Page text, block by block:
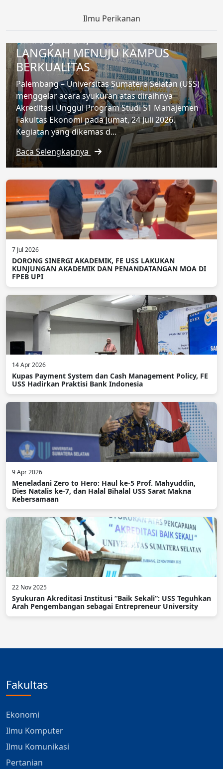
Ilmu Perikanan
PEMBUKAAN PRODI S2
MANAJEMEN, USS MANTAPKAN
LANGKAH MENUJU KAMPUS
BERKUALITAS
Palembang – Universitas Sumatera Selatan (USS)
menggelar acara syukuran atas diraihnya
Akreditasi Unggul Program Studi S1 Manajemen
Fakultas Ekonomi pada Jumat, 24 Juli 2026.
Kegiatan yang dikemas d...
Baca Selengkapnya
7 Jul 2026
DORONG SINERGI AKADEMIK, FE USS LAKUKAN
KUNJUNGAN AKADEMIK DAN PENANDATANGAN MOA DI
FPEB UPI
14 Apr 2026
Kupas Payment System dan Cash Management Policy, FE
USS Hadirkan Praktisi Bank Indonesia
9 Apr 2026
Meneladani Zero to Hero: Haul ke-5 Prof. Mahyuddin,
Dies Natalis ke-7, dan Halal Bihalal USS Sarat Makna
Kebersamaan
22 Nov 2025
Syukuran Akreditasi Institusi “Baik Sekali”: USS Teguhkan
Arah Pengembangan sebagai Entrepreneur University
Fakultas
Ekonomi
Ilmu Komputer
Ilmu Komunikasi
Pertanian